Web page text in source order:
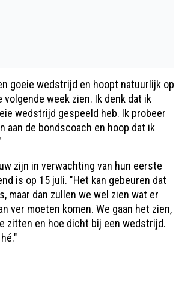
goeie wedstrijd en hoopt natuurlijk op
volgende week zien. Ik denk dat ik
wedstrijd gespeeld heb. Ik probeer
aan de bondscoach en hoop dat ik
zijn in verwachting van hun eerste
is op 15 juli. "Het kan gebeuren dat
maar dan zullen we wel zien wat er
ver moeten komen. We gaan het zien,
zitten en hoe dicht bij een wedstrijd.